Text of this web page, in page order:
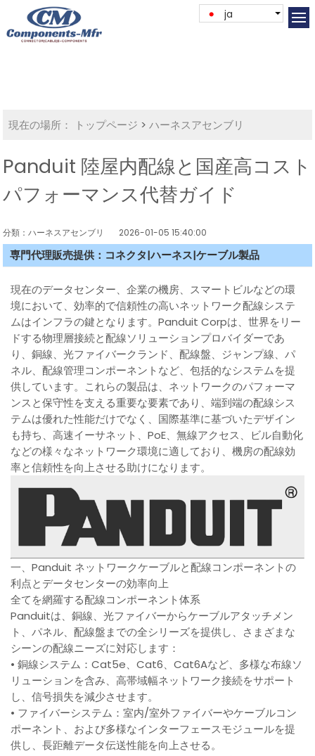
ja
現在の場所： トップページ >ハーネスアセンブリ
Panduit 陸屋内配線と国産高コスト
パフォーマンス代替ガイド
分類：ハーネスアセンブリ 2026-01-05 15:40:00
専門代理販売提供：コネクタ|ハーネス|ケーブル製品
現在のデータセンター、企業の機房、スマートビルなどの環
境において、効率的で信頼性の高いネットワーク配線システ
ムはインフラの鍵となります。Panduit Corpは、世界をリー
ドする物理層接続と配線ソリューションプロバイダーであ
り、銅線、光ファイバークランド、配線盤、ジャンプ線、パ
ネル、配線管理コンポーネントなど、包括的なシステムを提
供しています。これらの製品は、ネットワークのパフォーマ
ンスと保守性を支える重要な要素であり、端到端の配線シス
テムは優れた性能だけでなく、国際基準に基づいたデザイン
も持ち、高速イーサネット、PoE、無線アクセス、ビル自動化
などの様々なネットワーク環境に適しており、機房の配線効
率と信頼性を向上させる助けになります。
一、Panduit ネットワークケーブルと配線コンポーネントの
利点とデータセンターの効率向上
全てを網羅する配線コンポーネント体系
Panduitは、銅線、光ファイバーからケーブルアタッチメン
ト、パネル、配線盤までの全シリーズを提供し、さまざまな
シーンの配線ニーズに対応します：
• 銅線システム：Cat5e、Cat6、Cat6Aなど、多様な布線ソ
リューションを含み、高帯域幅ネットワーク接続をサポート
し、信号損失を減少させます。
• ファイバーシステム：室内/室外ファイバーやケーブルコン
ポーネント、および多様なインターフェースモジュールを提
供し、長距離データ伝送性能を向上させる。